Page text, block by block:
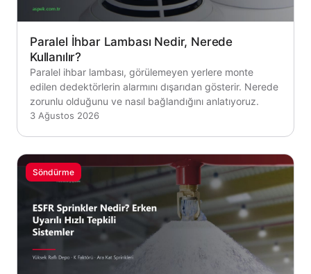
Paralel İhbar Lambası Nedir, Nerede
Kullanılır?
Paralel ihbar lambası, görülemeyen yerlere monte
edilen dedektörlerin alarmını dışarıdan gösterir. Nerede
zorunlu olduğunu ve nasıl bağlandığını anlatıyoruz.
3 Ağustos 2026
Söndürme